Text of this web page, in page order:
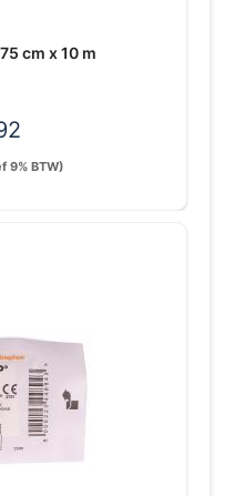
cm x 10 m
9% BTW)